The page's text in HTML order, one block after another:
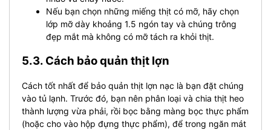
Nếu bạn chọn những miếng thịt có mỡ, hãy chọn
lớp mỡ dày khoảng 1.5 ngón tay và chúng trông
đẹp mắt mà không có mỡ tách ra khỏi thịt.
5.3. Cách bảo quản thịt lợn
Cách tốt nhất để bảo quản thịt lợn nạc là bạn đặt chúng
vào tủ lạnh. Trước đó, bạn nên phân loại và chia thịt heo
thành lượng vừa phải, rồi bọc bằng màng bọc thực phẩm
(hoặc cho vào hộp đựng thực phẩm), để trong ngăn mát